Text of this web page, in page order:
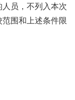
员，不列入本次
围和上述条件限